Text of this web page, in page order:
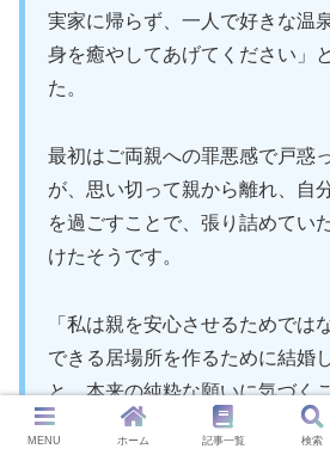
実家に帰らず、一人で好きな温
身を癒やしてあげてください」
た。
最初はご両親への罪悪感で戸惑
が、思い切って親から離れ、自
を過ごすことで、張り詰めてい
けたそうです。
「私は親を安心させるためでは
できる居場所を作るために結婚
と、本来の純粋な願いに気づく
MENU ホーム 記事一覧 検索